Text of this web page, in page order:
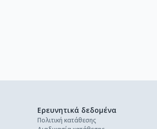
Ερευνητικά δεδομένα
Πολιτική κατάθεσης